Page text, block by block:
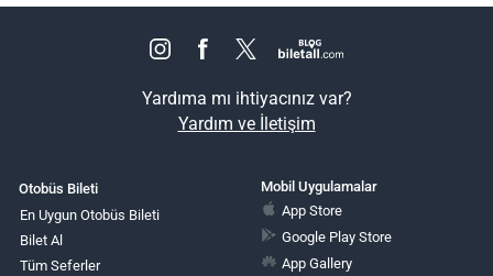
Yardıma mı ihtiyacınız var?
Yardım ve İletişim
Otobüs Bileti
En Uygun Otobüs Bileti
Bilet Al
Tüm Seferler
Mobil Uygulamalar
App Store
Google Play Store
App Gallery